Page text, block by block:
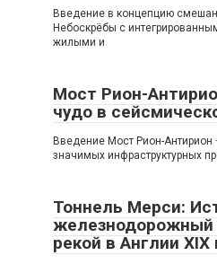
Введение в концепцию
Небоскрёбы с
жилыми и
Мост Рион-
чудо в
Введение Мост Рион-
значимых инфраструктурных
Тоннель Мерси:
железнодорожный
рекой в Англии XIX